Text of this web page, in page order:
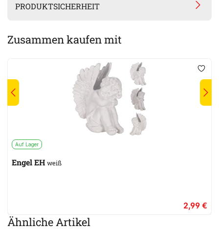
PRODUKTSICHERHEIT
Zusammen kaufen mit
Auf Lager
Engel EH weiß
2,99 €
Ähnliche Artikel